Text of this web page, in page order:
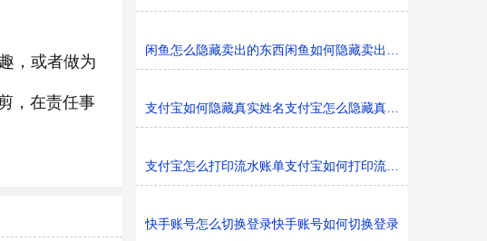
，或者做为
，在责任事
闲鱼怎么隐藏卖出的东西闲鱼如何隐藏卖出的东西
支付宝如何隐藏真实姓名支付宝怎么隐藏真实姓名
支付宝怎么打印流水账单支付宝如何打印流水账单
快手账号怎么切换登录快手账号如何切换登录